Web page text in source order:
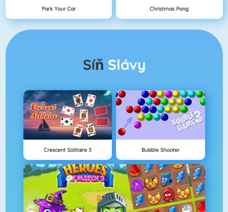
Park Your Car Christmas Pong
Síň Slávy
Crescent Solitaire 3 Bubble Shooter